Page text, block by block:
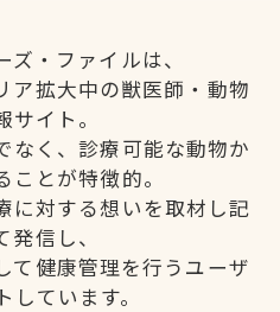
・ファイルは、
ア拡大中の獣医師・動物
サイト。
なく、診療可能な動物か
ことが特徴的。
に対する想いを取材し記
発信し、
て健康管理を行うユーザ
しています。